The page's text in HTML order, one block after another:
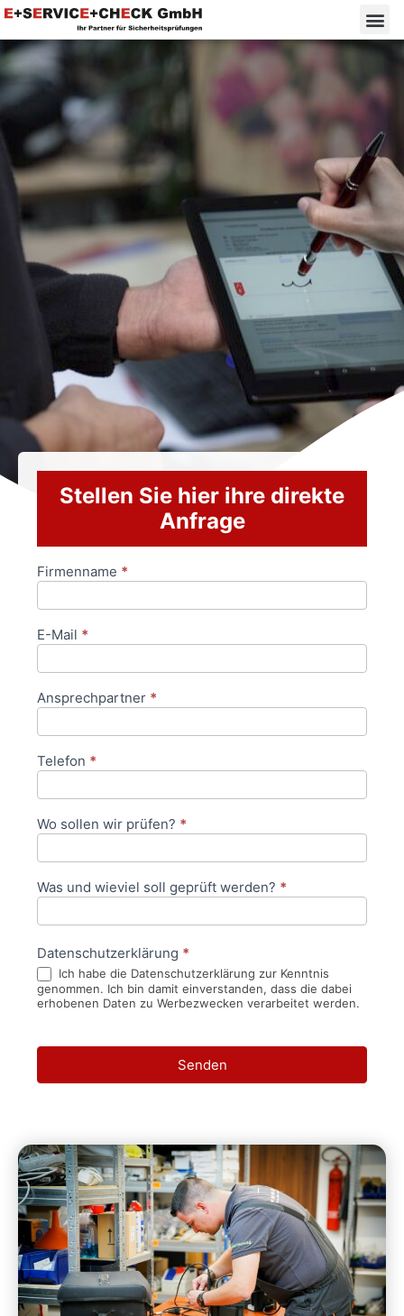
Stellen Sie hier ihre direkte
Anfrage
Anfrageformular
Firmenname *
E-Mail *
Ansprechpartner *
Telefon *
Wo sollen wir prüfen? *
Was und wieviel soll geprüft werden? *
Datenschutzerklärung *
Ich habe die Datenschutzerklärung zur Kenntnis
genommen. Ich bin damit einverstanden, dass die dabei
erhobenen Daten zu Werbezwecken verarbeitet werden.
Senden